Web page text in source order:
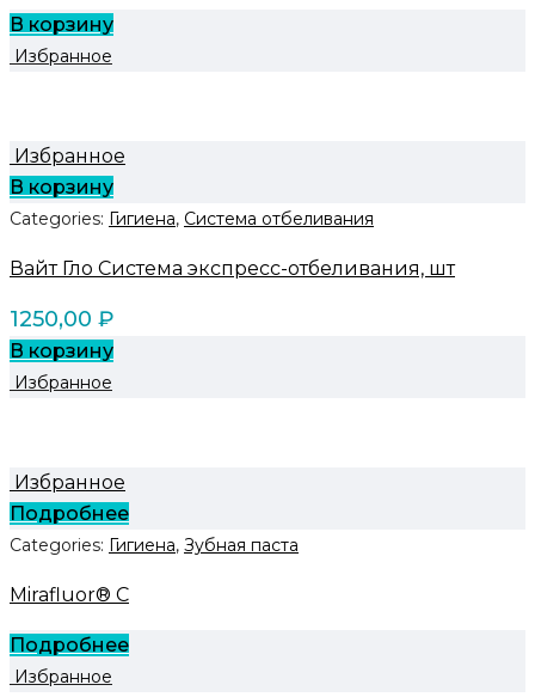
В корзину
Избранное
Избранное
В корзину
Categories: Гигиена, Система отбеливания
Вайт Гло Система экспресс-отбеливания, шт
1250,00 ₽
В корзину
Избранное
Избранное
Подробнее
Categories: Гигиена, Зубная паста
Mirafluor® C
Подробнее
Избранное